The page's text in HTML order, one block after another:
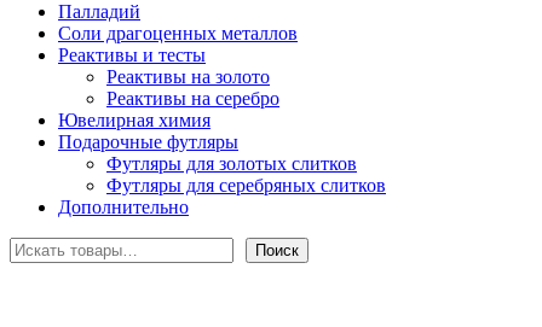
Палладий
Соли драгоценных металлов
Реактивы и тесты
Реактивы на золото
Реактивы на серебро
Ювелирная химия
Подарочные футляры
Футляры для золотых слитков
Футляры для серебряных слитков
Дополнительно
Поиск
Поиск